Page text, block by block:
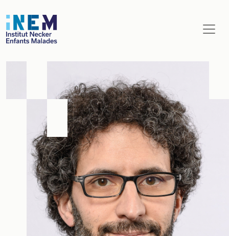
Aller au contenu principal